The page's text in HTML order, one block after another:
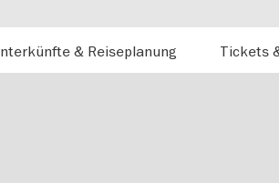
& Reiseplanung Tickets